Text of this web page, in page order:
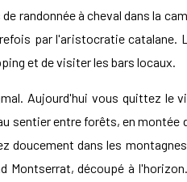
randonnée à cheval dans la
par l'aristocratie catalane.
et de visiter les bars locaux.
Aujourd'hui vous quittez le
sentier entre forêts, en
doucement dans les
Montserrat, découpé à